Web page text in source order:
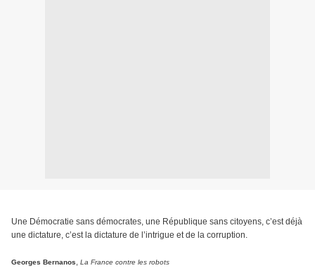
Une Démocratie sans démocrates, une République sans citoyens, c’est déjà
une dictature, c’est la dictature de l’intrigue et de la corruption.
Georges Bernanos La France contre les robots